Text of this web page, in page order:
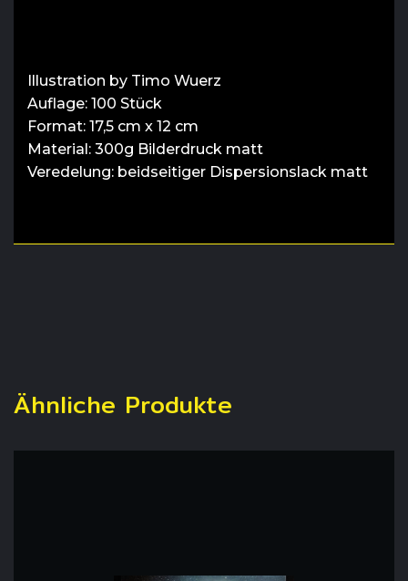
Illustration by Timo Wuerz
Auflage: 100 Stück
Format: 17,5 cm x 12 cm
Material: 300g Bilderdruck matt
Veredelung: beidseitiger Dispersionslack matt
Ähnliche Produkte